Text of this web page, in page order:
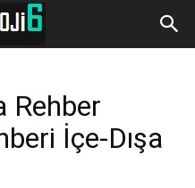
Rehber
İçe-Dışa